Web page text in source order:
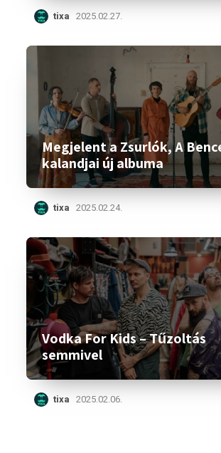
tixa 2025.02.27.
Megjelent a Zsurlók, A
kalandjai új albuma
tixa 2025.02.24.
Vodka For Kids – Tűzoltás
semmivel
tixa 2025.02.06.